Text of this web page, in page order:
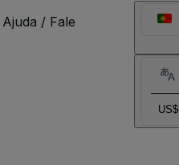
US$
/ Fale